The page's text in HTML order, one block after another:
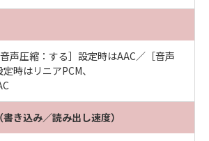
声圧縮：する］設定時はAAC／［音声
時はリニアPCM、
き込み／読み出し速度）